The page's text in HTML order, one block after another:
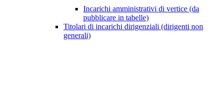
Incarichi amministrativi di vertice (da
pubblicare in tabelle)
Titolari di incarichi dirigenziali (dirigenti non
generali)